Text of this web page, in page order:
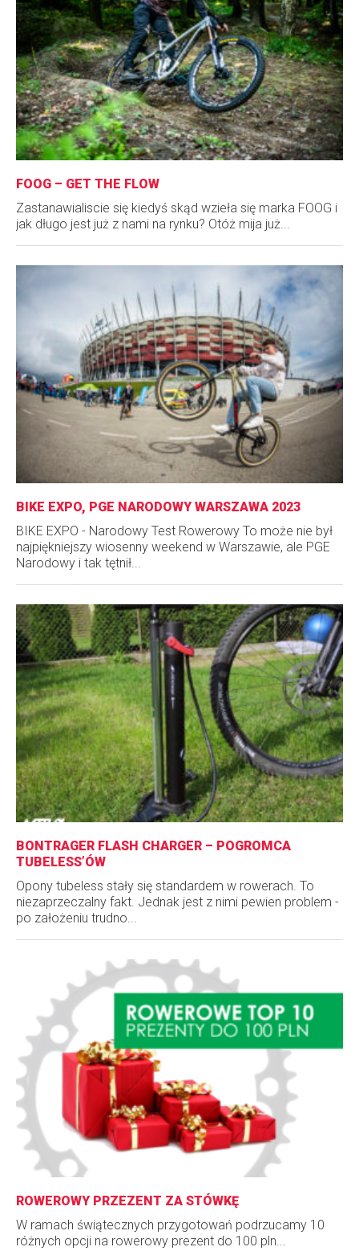
FOOG – GET THE FLOW
Zastanawialiscie się kiedyś skąd wzieła się marka FOOG i
jak długo jest już z nami na rynku? Otóż mija już...
BIKE EXPO, PGE NARODOWY WARSZAWA 2023
BIKE EXPO - Narodowy Test Rowerowy To może nie był
najpiękniejszy wiosenny weekend w Warszawie, ale PGE
Narodowy i tak tętnił...
BONTRAGER FLASH CHARGER – POGROMCA
TUBELESS’ÓW
Opony tubeless stały się standardem w rowerach. To
niezaprzeczalny fakt. Jednak jest z nimi pewien problem -
po założeniu trudno...
ROWEROWY PRZEZENT ZA STÓWKĘ
W ramach świątecznych przygotowań podrzucamy 10
różnych opcji na rowerowy prezent do 100 pln...